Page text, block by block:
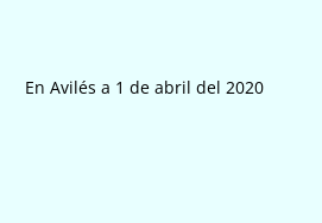
En Avilés a 1 de abril del 2020